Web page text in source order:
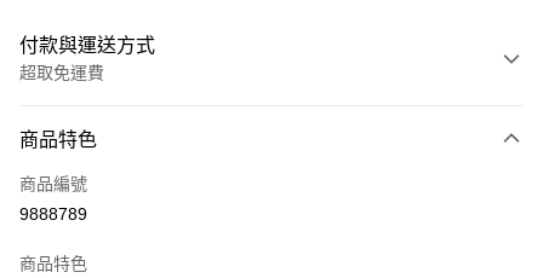
付款與運送方式
超取免運費
信用卡一次付款
信用卡分期付款
商品特色
商品編號
9888789
商品特色